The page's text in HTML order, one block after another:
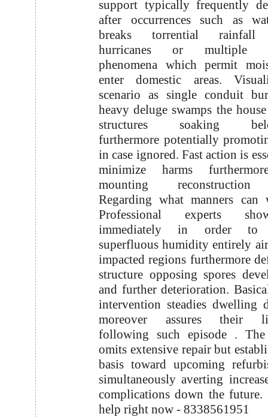
support typically frequently
after occurrences such as
breaks torrential rainfall
hurricanes or multiple
phenomena which permit
enter domestic areas.
scenario as single conduit
heavy deluge swamps the
structures soaking
furthermore potentially
in case ignored. Fast action is
minimize harms
mounting reconstruction
Regarding what manners can
Professional experts
immediately in order to
superfluous humidity entirely
impacted regions furthermore
structure opposing spores
and further deterioration.
intervention steadies dwelling
moreover assures their
following such episode . The
omits extensive repair but
basis toward upcoming
simultaneously averting
complications down the future.
help right now - 8338561951